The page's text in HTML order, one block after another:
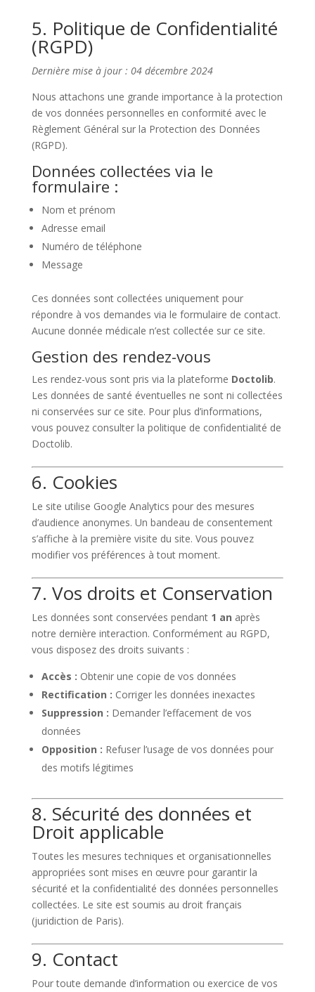
5. Politique de Confidentialité
(RGPD)
Dernière mise à jour : 04 décembre 2024
Nous attachons une grande importance à la protection
de vos données personnelles en conformité avec le
Règlement Général sur la Protection des Données
(RGPD).
Données collectées via le
formulaire :
Nom et prénom
Adresse email
Numéro de téléphone
Message
Ces données sont collectées uniquement pour
répondre à vos demandes via le formulaire de contact.
Aucune donnée médicale n’est collectée sur ce site.
Gestion des rendez-vous
Les rendez-vous sont pris via la plateforme Doctolib.
Les données de santé éventuelles ne sont ni collectées
ni conservées sur ce site. Pour plus d’informations,
vous pouvez consulter la politique de confidentialité de
Doctolib.
6. Cookies
Le site utilise Google Analytics pour des mesures
d’audience anonymes. Un bandeau de consentement
s’affiche à la première visite du site. Vous pouvez
modifier vos préférences à tout moment.
7. Vos droits et Conservation
Les données sont conservées pendant 1 an après
notre dernière interaction. Conformément au RGPD,
vous disposez des droits suivants :
Accès : Obtenir une copie de vos données
Rectification : Corriger les données inexactes
Suppression : Demander l’effacement de vos
données
Opposition : Refuser l’usage de vos données pour
des motifs légitimes
8. Sécurité des données et
Droit applicable
Toutes les mesures techniques et organisationnelles
appropriées sont mises en œuvre pour garantir la
sécurité et la confidentialité des données personnelles
collectées. Le site est soumis au droit français
(juridiction de Paris).
9. Contact
Pour toute demande d’information ou exercice de vos